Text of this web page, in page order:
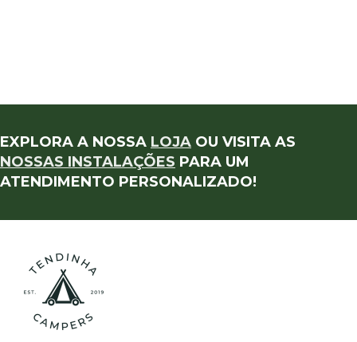
EXPLORA A NOSSA LOJA OU VISITA AS
NOSSAS INSTALAÇÕES PARA UM
ATENDIMENTO PERSONALIZADO!